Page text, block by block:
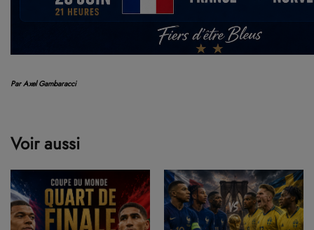
Par Axel Gambaracci
Voir aussi